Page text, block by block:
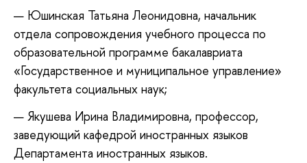
Юшинская Татьяна Леонидовна, начальник
отдела сопровождения учебного процесса по
образовательной программе бакалавриата
«Государственное и муниципальное управление»
факультета социальных наук;
Якушева Ирина Владимировна, профессор,
заведующий кафедрой иностранных языков
Департамента иностранных языков.